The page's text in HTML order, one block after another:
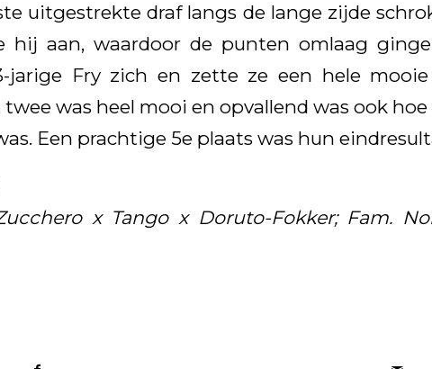
uitgestrekte draf langs de lange zijde
hij aan, waardoor de punten omlaag
jarige Fry zich en zette ze een hele
was heel mooi en opvallend was ook
Een prachtige 5e plaats was hun
x Tango x Doruto-Fokker; Fam.